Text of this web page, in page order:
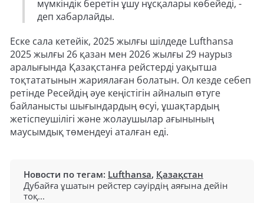
мүмкіндік беретін ұшу нұсқалары көбейеді, -
деп хабарлайды.
Еске сала кетейік, 2025 жылғы шілдеде Lufthansa
2025 жылғы 26 қазан мен 2026 жылғы 29 наурыз
аралығында Қазақстанға рейстерді уақытша
тоқтататынын жариялаған болатын. Ол кезде себеп
ретінде Ресейдің әуе кеңістігін айналып өтуге
байланысты шығындардың өсуі, ұшақтардың
жетіспеушілігі және жолаушылар ағынының
маусымдық төмендеуі аталған еді.
Новости по тегам: Lufthansa, Қазақстан
Дубайға ұшатын рейстер сәуірдің аяғына дейін
тоқ...